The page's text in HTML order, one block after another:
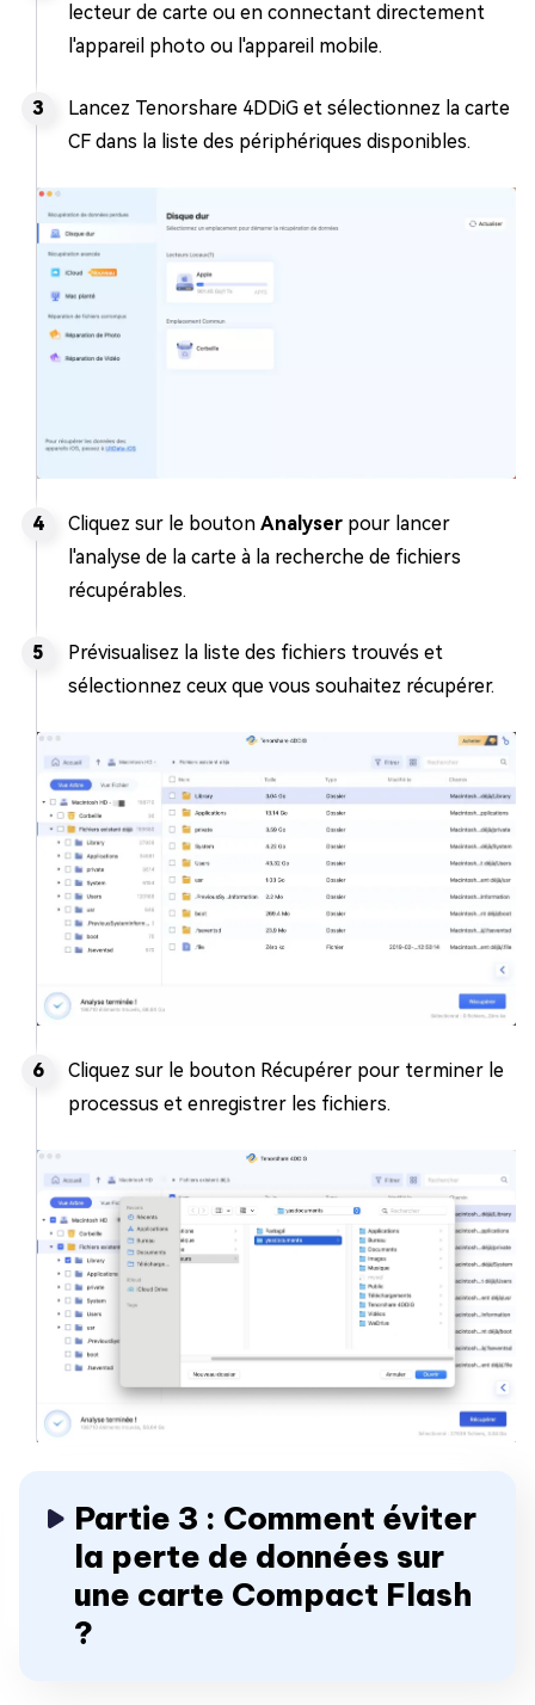
lecteur de carte ou en connectant directement
l'appareil photo ou l'appareil mobile.
Lancez Tenorshare 4DDiG et sélectionnez la carte
CF dans la liste des périphériques disponibles.
Cliquez sur le bouton Analyser pour lancer
l'analyse de la carte à la recherche de fichiers
récupérables.
Prévisualisez la liste des fichiers trouvés et
sélectionnez ceux que vous souhaitez récupérer.
Cliquez sur le bouton Récupérer pour terminer le
processus et enregistrer les fichiers.
Partie 3 : Comment éviter
la perte de données sur
une carte Compact Flash
?